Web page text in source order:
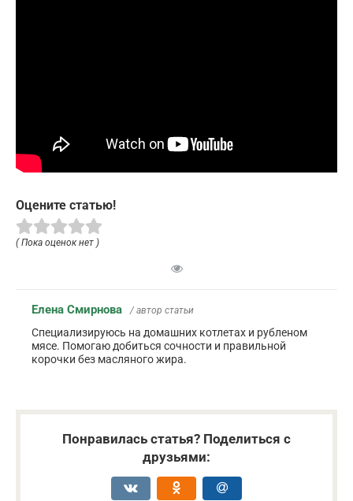
Оцените статью!
( Пока оценок нет )
Елена Смирнова / автор статьи
Специализируюсь на домашних котлетах и рубленом
мясе. Помогаю добиться сочности и правильной
корочки без масляного жира.
Понравилась статья? Поделиться с
друзьями: